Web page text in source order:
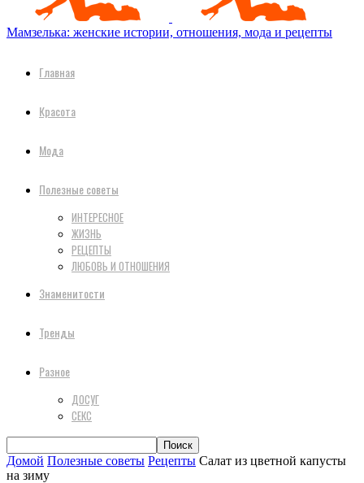
Мамзелька: женские истории, отношения, мода и рецепты
Главная
Красота
Мода
Полезные советы
ИНТЕРЕСНОЕ
ЖИЗНЬ
РЕЦЕПТЫ
ЛЮБОВЬ И ОТНОШЕНИЯ
Знаменитости
Тренды
Разное
ДОСУГ
СЕКС
Домой Полезные советы Рецепты Салат из цветной капусты
на зиму